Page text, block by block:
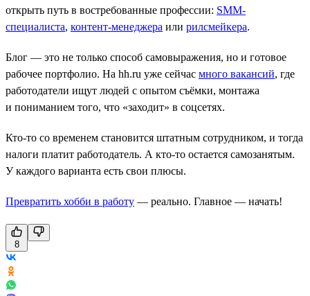
открыть путь в востребованные профессии: SMM-
специалиста, контент-менеджера или рилсмейкера.
Блог — это не только способ самовыражения, но и готовое
рабочее портфолио. На hh.ru уже сейчас много вакансий, где
работодатели ищут людей с опытом съёмки, монтажа
и пониманием того, что «заходит» в соцсетях.
Кто-то со временем становится штатным сотрудником, и тогда
налоги платит работодатель. А кто-то остается самозанятым.
У каждого варианта есть свои плюсы.
Превратить хобби в работу — реально. Главное — начать!
8